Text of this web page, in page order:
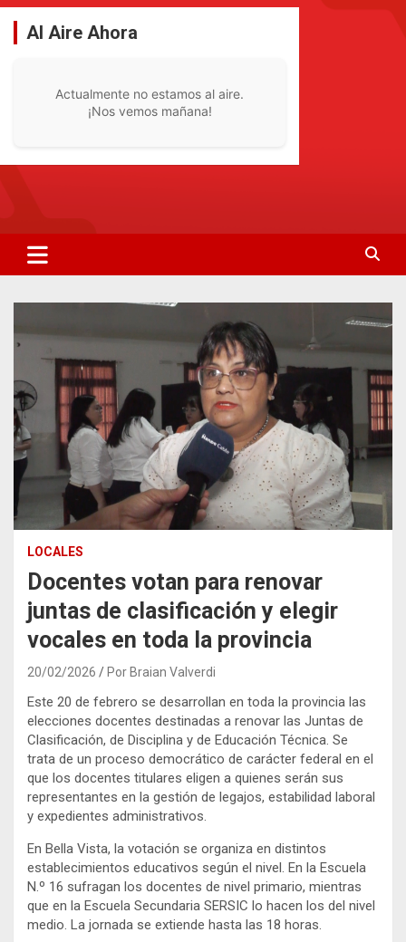
Saltar
contenido
Al Aire Ahora
Actualmente no estamos al aire.
¡Nos vemos mañana!
LOCALES
Docentes votan para renovar
juntas de clasificación y elegir
vocales en toda la provincia
20/02/2026 Por Braian Valverdi
Este 20 de febrero se desarrollan en toda la provincia las
elecciones docentes destinadas a renovar las Juntas de
Clasificación, de Disciplina y de Educación Técnica. Se
trata de un proceso democrático de carácter federal en el
que los docentes titulares eligen a quienes serán sus
representantes en la gestión de legajos, estabilidad laboral
y expedientes administrativos.
En Bella Vista, la votación se organiza en distintos
establecimientos educativos según el nivel. En la Escuela
N.º 16 sufragan los docentes de nivel primario, mientras
que en la Escuela Secundaria SERSIC lo hacen los del nivel
medio. La jornada se extiende hasta las 18 horas.